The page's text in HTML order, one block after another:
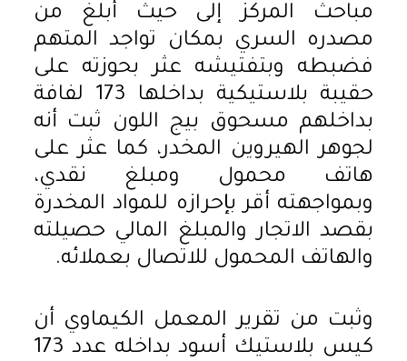
مباحث المركز إلى حيث أبلغ من
مصدره السري بمكان تواجد المتهم
فضبطه وبتفتيشه عثر بحوزته على
حقيبة بلاستيكية بداخلها 173 لفافة
بداخلهم مسحوق بيج اللون ثبت أنه
لجوهر الهيروين المخدر، كما عثر على
هاتف محمول ومبلغ نقدي،
وبمواجهته أقر بإحرازه للمواد المخدرة
بقصد الاتجار والمبلغ المالي حصيلته
والهاتف المحمول للاتصال بعملائه.
وثبت من تقرير المعمل الكيماوي أن
كيس بلاستيك أسود بداخله عدد 173